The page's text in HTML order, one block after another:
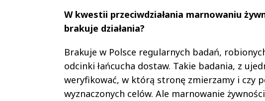
W kwestii przeciwdziałania marnowaniu
brakuje działania?
Brakuje w Polsce regularnych badań,
odcinki łańcucha dostaw. Takie badania, z
weryfikować, w którą stronę zmierzamy i czy
wyznaczonych celów. Ale marnowanie